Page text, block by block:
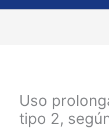
Uso
tipo 2,